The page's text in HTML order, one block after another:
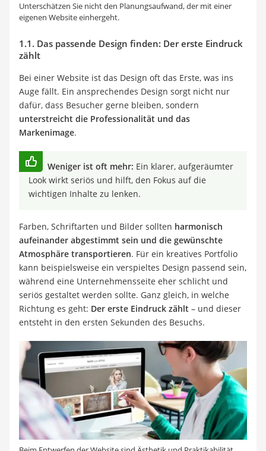
Unterschätzen Sie nicht den Planungsaufwand, der mit einer
eigenen Website einhergeht.
1.1. Das passende Design finden: Der erste Eindruck
zählt
Bei einer Website ist das Design oft das Erste, was ins
Auge fällt. Ein ansprechendes Design sorgt nicht nur
dafür, dass Besucher gerne bleiben, sondern
unterstreicht die Professionalität und das
Markenimage.
Weniger ist oft mehr: Ein klarer, aufgeräumter
Look wirkt seriös und hilft, den Fokus auf die
wichtigen Inhalte zu lenken.
Farben, Schriftarten und Bilder sollten harmonisch
aufeinander abgestimmt sein und die gewünschte
Atmosphäre transportieren. Für ein kreatives Portfolio
kann beispielsweise ein verspieltes Design passend sein,
während eine Unternehmensseite eher schlicht und
seriös gestaltet werden sollte. Ganz gleich, in welche
Richtung es geht: Der erste Eindruck zählt – und dieser
entsteht in den ersten Sekunden des Besuchs.